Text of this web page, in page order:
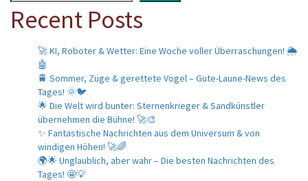
Recent Posts
🚀 KI, Roboter & Wetter: Eine Woche voller Überraschungen! 🌦️
🤖
🚆 Sommer, Züge & gerettete Vögel – Gute-Laune-News des
Tages! 🌞🐦
🌟 Die Welt wird bunter: Sternenkrieger & Sandkünstler
übernehmen die Bühne! 🚀🎨
✨ Fantastische Nachrichten aus dem Universum & von
windigen Höhen! 🚀🌈
🌍🌟 Unglaublich, aber wahr – Die besten Nachrichten des
Tages! 🤩💡